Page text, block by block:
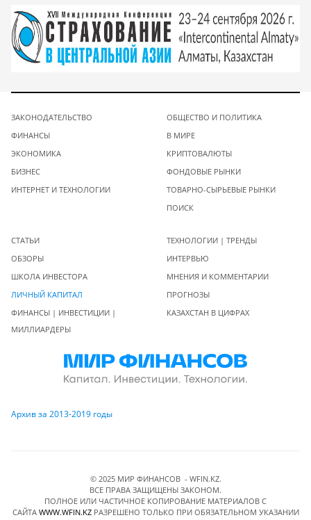
ЗАКОНОДАТЕЛЬСТВО
ФИНАНСЫ
ЭКОНОМИКА
БИЗНЕС
ИНТЕРНЕТ И ТЕХНОЛОГИИ
ОБЩЕСТВО И ПОЛИТИКА
В МИРЕ
КРИПТОВАЛЮТЫ
ФОНДОВЫЕ РЫНКИ
ТОВАРНО-СЫРЬЕВЫЕ РЫНКИ
ПОИСК
СТАТЬИ
ОБЗОРЫ
ШКОЛА ИНВЕСТОРА
ЛИЧНЫЙ КАПИТАЛ
ФИНАНСЫ | ИНВЕСТИЦИИ |
МИЛЛИАРДЕРЫ
ТЕХНОЛОГИИ | ТРЕНДЫ
ИНТЕРВЬЮ
МНЕНИЯ И КОММЕНТАРИИ
ПРОГНОЗЫ
КАЗАХСТАН В ЦИФРАХ
Архив за 2013-2019 годы
© 2025 МИР ФИНАНСОВ - WFIN.KZ.
ВСЕ ПРАВА ЗАЩИЩЕНЫ ЗАКОНОМ.
ПОЛНОЕ ИЛИ ЧАСТИЧНОЕ КОПИРОВАНИЕ МАТЕРИАЛОВ C
САЙТА WWW.WFIN.KZРАЗРЕШЕНО ТОЛЬКО ПРИ ОБЯЗАТЕЛЬНОМ УКАЗАНИИ